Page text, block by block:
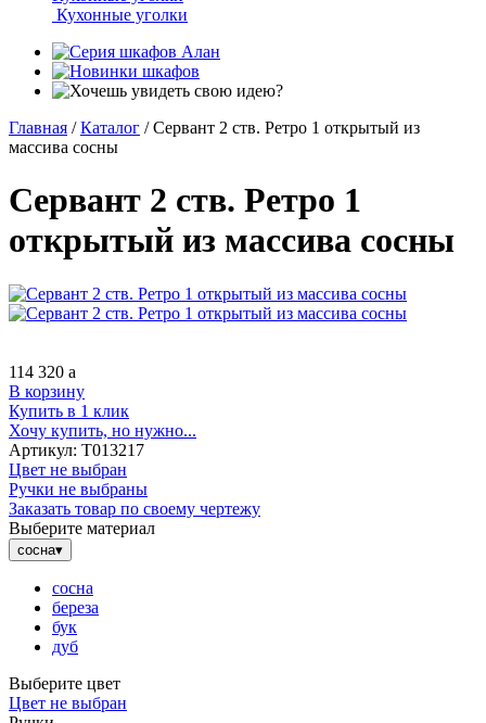
Кухонные уголки
Главная / Каталог / Сервант 2 ств. Ретро 1 открытый из
массива сосны
Сервант 2 ств. Ретро 1
открытый из массива сосны
114 320 a
В корзину
Купить в 1 клик
Хочу купить, но нужно...
Артикул: Т013217
Цвет не выбран
Ручки не выбраны
Заказать товар по своему чертежу
Выберите материал
сосна▾
сосна
береза
бук
дуб
Выберите цвет
Цвет не выбран